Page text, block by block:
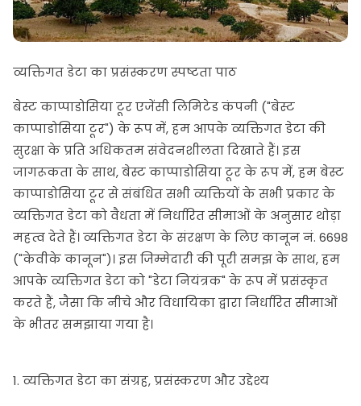
व्यक्तिगत डेटा का प्रसंस्करण स्पष्टता पाठ
बेस्ट काप्पाडोसिया टूर एजेंसी लिमिटेड कंपनी ("बेस्ट
काप्पाडोसिया टूर") के रूप में, हम आपके व्यक्तिगत डेटा की
सुरक्षा के प्रति अधिकतम संवेदनशीलता दिखाते हैं। इस
जागरूकता के साथ, बेस्ट काप्पाडोसिया टूर के रूप में, हम बेस्ट
काप्पाडोसिया टूर से संबंधित सभी व्यक्तियों के सभी प्रकार के
व्यक्तिगत डेटा को वैधता में निर्धारित सीमाओं के अनुसार थोड़ा
महत्व देते हैं। व्यक्तिगत डेटा के संरक्षण के लिए कानून नं. 6698
("केवीके कानून")। इस जिम्मेदारी की पूरी समझ के साथ, हम
आपके व्यक्तिगत डेटा को "डेटा नियंत्रक" के रूप में प्रसंस्कृत
करते हैं, जैसा कि नीचे और विधायिका द्वारा निर्धारित सीमाओं
के भीतर समझाया गया है।
1. व्यक्तिगत डेटा का संग्रह, प्रसंस्करण और उद्देश्य